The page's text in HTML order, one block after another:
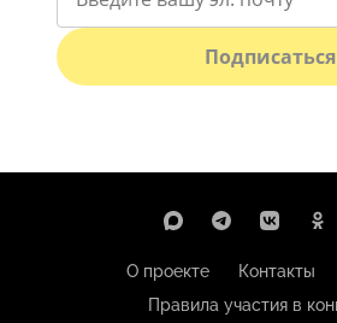
Подписаться
О проекте Контакты
Правила участия в